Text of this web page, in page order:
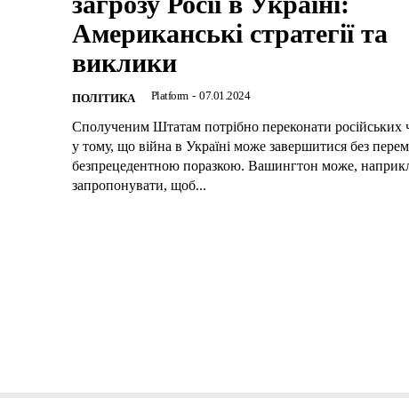
Американські стратегії та
виклики
ПОЛІТИКА Platform - 07.01.2024
Сполученим Штатам потрібно переконати російських
у тому, що війна в Україні може завершитися без
безпрецедентною поразкою. Вашингтон може,
запропонувати, щоб...